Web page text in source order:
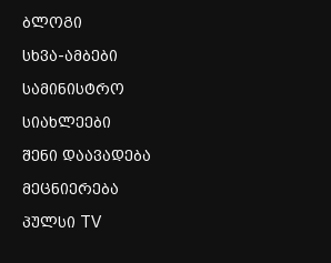
ბლოგი
სხვა-ამბები
სამინისტრო
სიახლეები
შენი დაავადება
მეცნიერება
პულსი TV